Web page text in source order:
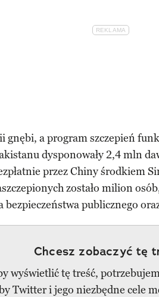
gnębi, a program szczepień
dysponowały 2,4 mln
przez Chiny środkiem
zostało milion
bezpieczeństwa publicznego
Chcesz zobaczyć tę
wyświetlić tę treść,
Twitter i jego niezbędne cele